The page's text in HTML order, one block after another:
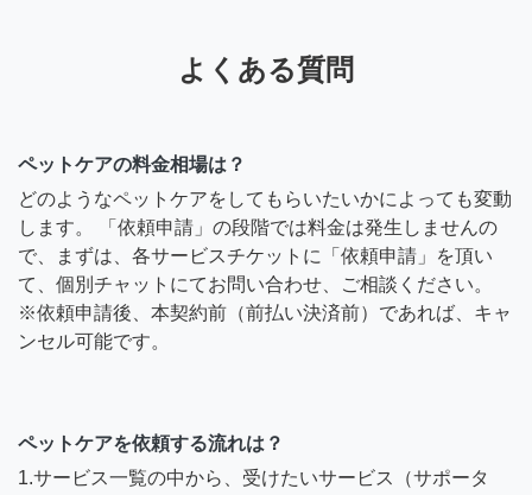
よくある質問
ペットケアの料金相場は？
どのようなペットケアをしてもらいたいかによっても変動
します。 「依頼申請」の段階では料金は発生しませんの
で、まずは、各サービスチケットに「依頼申請」を頂い
て、個別チャットにてお問い合わせ、ご相談ください。
※依頼申請後、本契約前（前払い決済前）であれば、キャ
ンセル可能です。
ペットケアを依頼する流れは？
1.サービス一覧の中から、受けたいサービス（サポータ